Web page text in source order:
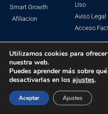
Smart Growth
Afiliacion
Uso
Aviso Legal
Acceso
© Todos los derechos
Made with ❤
Utilizamos cookies para
nuestra web.
Puedes aprender más sobre
desactivarlas en los ajustes.
Aceptar Ajustes